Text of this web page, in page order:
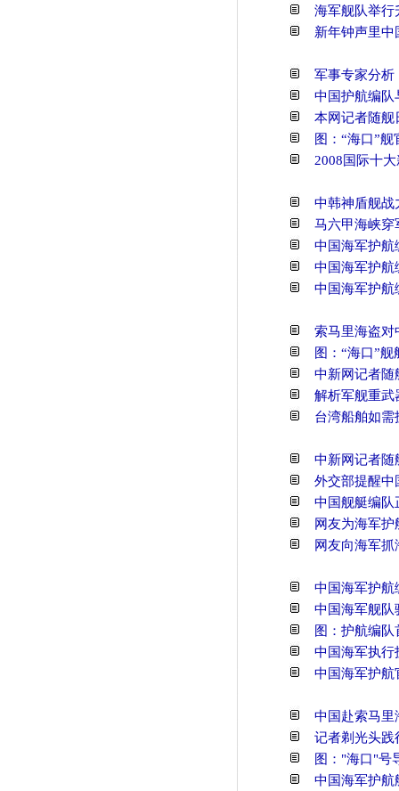
海军舰队举行
新年钟声里
军事专家分析
中国护航编队
本网记者随舰
图：“海口”
2008国际十
中韩神盾舰
马六甲海峡穿
中国海军护航
中国海军护航
中国海军护航
索马里海盗对
图：“海口”
中新网记者随
解析军舰重武
台湾船舶如
中新网记者
外交部提醒中
中国舰艇编队
网友为海军护
网友向海军
中国海军护航
中国海军舰队
图：护航编
中国海军执行
中国海军护航
中国赴索马里
记者剃光头践
图："海口"号
中国海军护航